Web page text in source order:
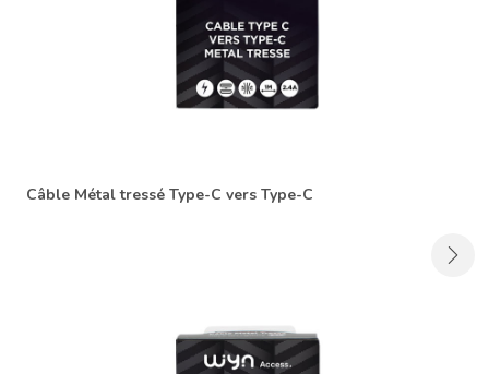
Câble Métal tressé Type-C vers Type-C